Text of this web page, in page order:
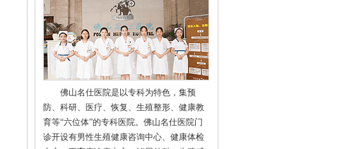
佛山名仕医院是以专科为特色，集预
防、科研、医疗、恢复、生殖整形、健康教
育等“六位体”的专科医院。佛山名仕医院门
诊开设有男性生殖健康咨询中心、健康体检